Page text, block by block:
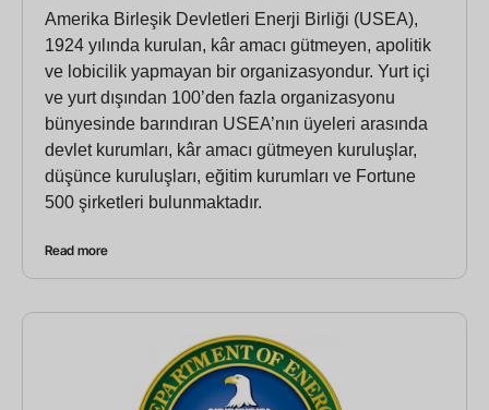
Amerika Birleşik Devletleri Enerji Birliği (USEA),
1924 yılında kurulan, kâr amacı gütmeyen, apolitik
ve lobicilik yapmayan bir organizasyondur. Yurt içi
ve yurt dışından 100’den fazla organizasyonu
bünyesinde barındıran USEA’nın üyeleri arasında
devlet kurumları, kâr amacı gütmeyen kuruluşlar,
düşünce kuruluşları, eğitim kurumları ve Fortune
500 şirketleri bulunmaktadır.
Read more